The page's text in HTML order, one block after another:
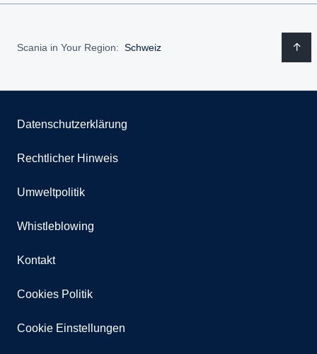
Scania in Your Region: Schweiz
Datenschutzerklärung
Rechtlicher Hinweis
Umweltpolitik
Whistleblowing
Kontakt
Cookies Politik
Cookie Einstellungen